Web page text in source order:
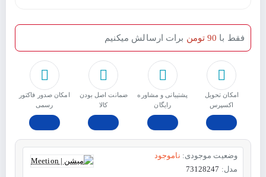
امکان تحویل
اکسپرس
پشتیبانی و مشاوره
رایگان
ﺿﻤﺎﻧﺖ اﺻﻞ ﺑﻮدن
ﮐﺎﻟﺎ
امکان صدور فاکتور
رسمی
فقط با 90 تومن برات ارسالش میکنیم
وضعیت موجودی: ناموجود
مدل: 73128247